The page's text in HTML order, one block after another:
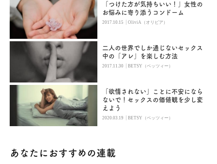
「つけた方が気持ちいい！」女性の
お悩みに寄り添うコンドーム
2017.10.15 |OliviA（オリビア）
二人の世界でしか通じないセックス
中の「アレ」を楽しむ方法
2017.11.30 |BETSY（ベッツィー）
「欲情されない」ことに不安になら
ないで！セックスの価値観を少し変
えよう
2020.03.19 |BETSY（ベッツィー）
あなたにおすすめの連載